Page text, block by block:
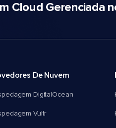
Cloud Gerenciada
De Nuvem
DigitalOcean
Vultr